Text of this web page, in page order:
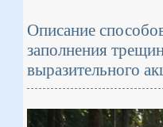
Описание
заполнения
выразительного